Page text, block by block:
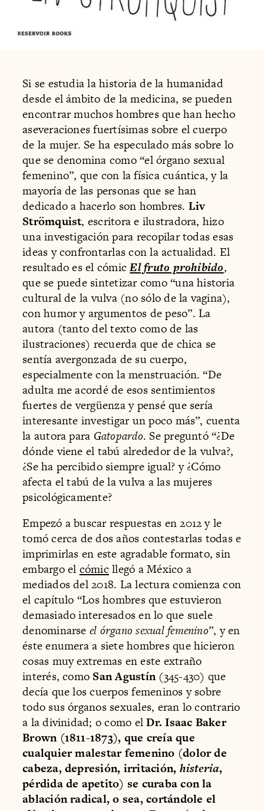
Si se estudia la historia de la humanidad
desde el ámbito de la medicina, se pueden
encontrar muchos hombres que han hecho
aseveraciones fuertísimas sobre el cuerpo
de la mujer. Se ha especulado más sobre lo
que se denomina como “el órgano sexual
femenino”, que con la física cuántica, y la
mayoría de las personas que se han
dedicado a hacerlo son hombres. Liv
Strömquist, escritora e ilustradora, hizo
una investigación para recopilar todas esas
ideas y confrontarlas con la actualidad. El
resultado es el cómicEl fruto prohibido,
que se puede sintetizar como “una historia
cultural de la vulva (no sólo de la vagina),
con humor y argumentos de peso”. La
autora (tanto del texto como de las
ilustraciones) recuerda que de chica se
sentía avergonzada de su cuerpo,
especialmente con la menstruación. “De
adulta me acordé de esos sentimientos
fuertes de vergüenza y pensé que sería
interesante investigar un poco más”, cuenta
la autora para Gatopardo. Se preguntó “¿De
dónde viene el tabú alrededor de la vulva?,
¿Se ha percibido siempre igual? y ¿Cómo
afecta el tabú de la vulva a las mujeres
psicológicamente?
Empezó a buscar respuestas en 2012 y le
tomó cerca de dos años contestarlas todas e
imprimirlas en este agradable formato, sin
embargo el cómic llegó a México a
mediados del 2018. La lectura comienza con
el capítulo “Los hombres que estuvieron
demasiado interesados en lo que suele
denominarse el órgano sexual femenino”, y en
éste enumera a siete hombres que hicieron
cosas muy extremas en este extraño
interés, como San Agustín(345-430) que
decía que los cuerpos femeninos y sobre
todo sus órganos sexuales, eran lo contrario
a la divinidad; o como elDr. Isaac Baker
Brown (1811-1873), que creía que
cualquier malestar femenino (dolor de
cabeza, depresión, irritación, histeria,
pérdida de apetito) se curaba con la
ablación radical, o sea, cortándole el